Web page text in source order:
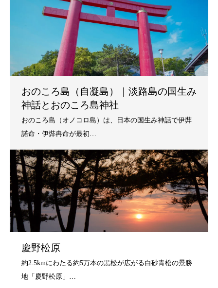
おのころ島（自凝島）｜淡路島の国生み
神話とおのころ島神社
慶野松原